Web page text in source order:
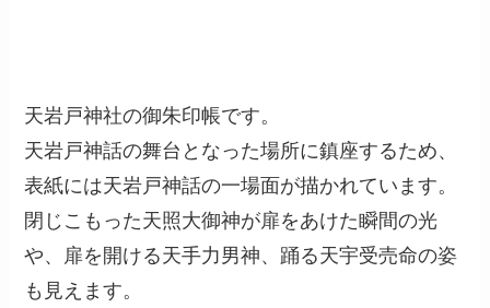
天岩戸神社の御朱印帳です。
天岩戸神話の舞台となった場所に鎮座するため、
表紙には天岩戸神話の一場面が描かれています。
閉じこもった天照大御神が扉をあけた瞬間の光
や、扉を開ける天手力男神、踊る天宇受売命の姿
も見えます。